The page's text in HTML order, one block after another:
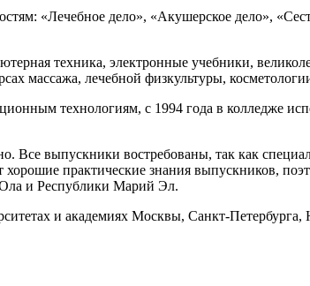
«Лечебное дело», «Акушерское дело»,
техника, электронные учебники,
массажа, лечебной физкультуры,
технологиям, с 1994 года в колледже
выпускники востребованы, так как
практические знания выпускников,
и Республики Марий Эл.
и академиях Москвы, Санкт-